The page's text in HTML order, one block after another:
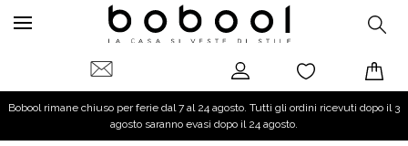
Bobool rimane chiuso per ferie dal 7 al 24 agosto. Tutti gli ordini ricevuti dopo il 3
agosto saranno evasi dopo il 24 agosto.